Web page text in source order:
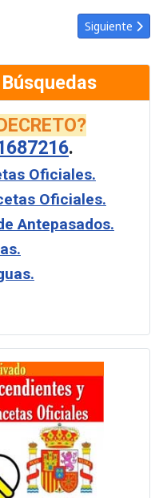
#34059 del lunes
Artículo
Siguiente
.
Oficiales.
Oficiales.
Antepasados.